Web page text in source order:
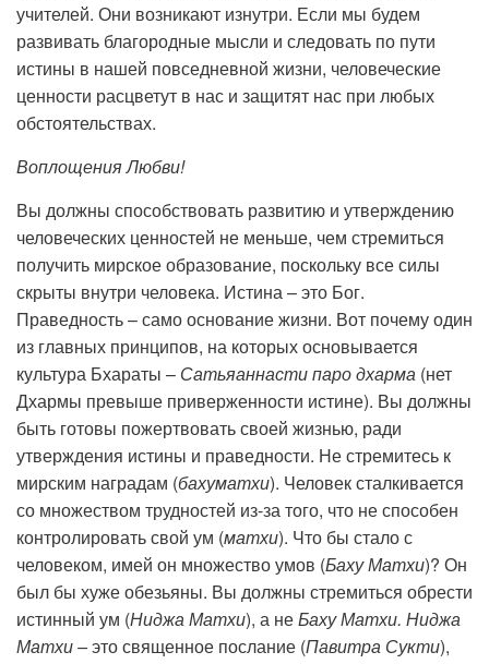
учителей. Они возникают изнутри. Если мы будем
развивать благородные мысли и следовать по пути
истины в нашей повседневной жизни, человеческие
ценности расцветут в нас и защитят нас при любых
обстоятельствах.
Воплощения Любви!
Вы должны способствовать развитию и утверждению
человеческих ценностей не меньше, чем стремиться
получить мирское образование, поскольку все силы
скрыты внутри человека. Истина – это Бог.
Праведность – само основание жизни. Вот почему один
из главных принципов, на которых основывается
культура Бхараты – Сатьяаннасти паро дхарма (нет
Дхармы превыше приверженности истине). Вы должны
быть готовы пожертвовать своей жизнью, ради
утверждения истины и праведности. Не стремитесь к
мирским наградам (бахуматхи). Человек сталкивается
со множеством трудностей из-за того, что не способен
контролировать свой ум (матхи). Что бы стало с
человеком, имей он множество умов (Баху Матхи)? Он
был бы хуже обезьяны. Вы должны стремиться обрести
истинный ум (Ниджа Матхи), а неБаху Матхи. Ниджа
Матхи –это священное послание (Павитра Сукти),